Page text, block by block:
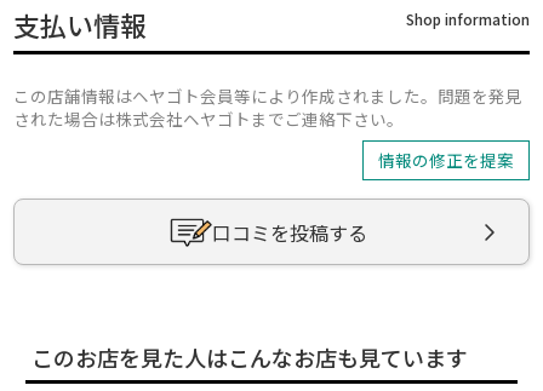
支払い情報 Shop information
この店舗情報はヘヤゴト会員等により作成されました。問題を発見
された場合は株式会社ヘヤゴトまでご連絡下さい。
情報の修正を提案
口コミを投稿する
このお店を見た人はこんなお店も見ています